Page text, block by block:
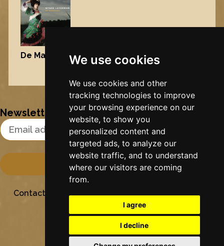
We use cookies
We use cookies and other
tracking technologies to improve
your browsing experience on our
website, to show you
personalized content and
targeted ads, to analyze our
website traffic, and to understand
where our visitors are coming
from.
I agree
I decline
De Maisfrou, 2006
Nynke's slowcials
Newsletter
Email Address
Contact Stichting SielesâltPrivacyColofon